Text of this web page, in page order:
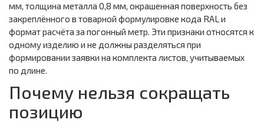
мм, толщина металла 0,8 мм, окрашенная поверхность без
закреплённого в товарной формулировке кода RAL и
формат расчёта за погонный метр. Эти признаки относятся к
одному изделию и не должны разделяться при
формировании заявки на комплекта листов, учитываемых
по длине.
Почему нельзя сокращать
позицию